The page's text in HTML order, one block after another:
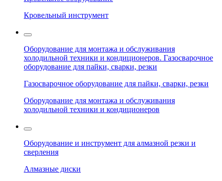
Кровельный инструмент
Оборудование для монтажа и обслуживания
холодильной техники и кондиционеров. Газосварочное
оборудование для пайки, сварки, резки
Газосварочное оборудование для пайки, сварки, резки
Оборудование для монтажа и обслуживания
холодильной техники и кондиционеров
Оборудование и инструмент для алмазной резки и
сверления
Алмазные диски